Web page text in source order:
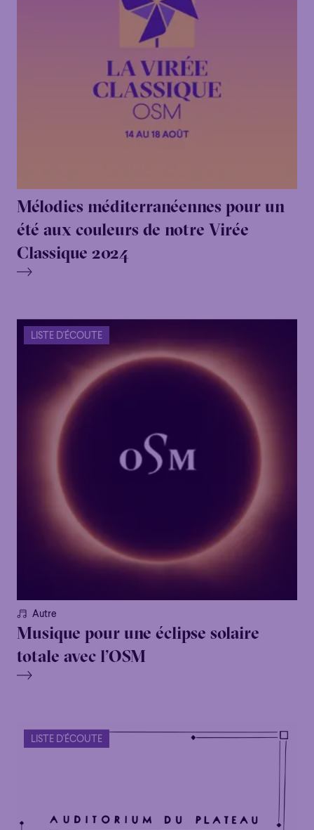
Familial
POP
Étonnant
Étonnant
Poétique
Poétique
Mélodies méditerranéennes pour un
été aux couleurs de notre Virée
Classique 2024
LISTE D'ÉCOUTE
Autre
Musique pour une éclipse solaire
totale avec l’OSM
LISTE D'ÉCOUTE